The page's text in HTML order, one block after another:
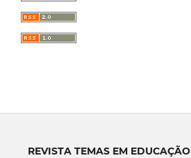
REVISTA TEMAS EM EDUCAÇÃO